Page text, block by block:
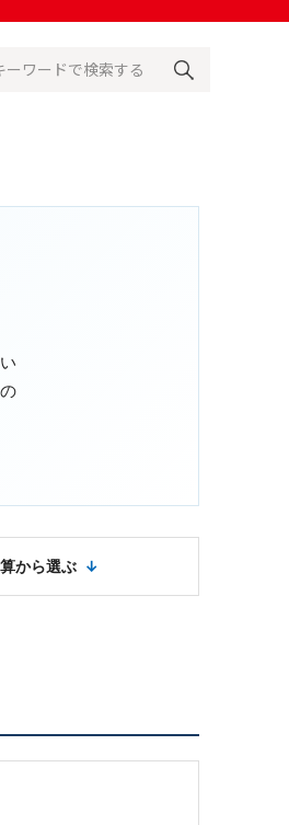
から選ぶ